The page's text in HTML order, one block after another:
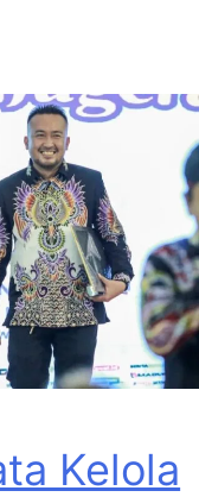
Kelola